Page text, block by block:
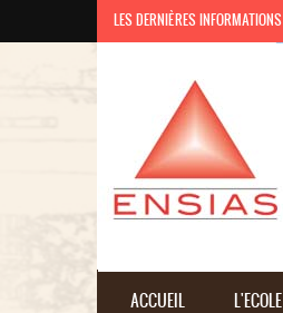
Aller au contenu principal
LES DERNIÈRES INFORMATIONS
ACCUEIL L'ECOLE